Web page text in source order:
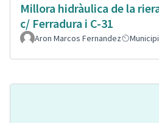
Millora hidràulica de la
c/ Ferradura i C-31
Aron Marcos Fernandez